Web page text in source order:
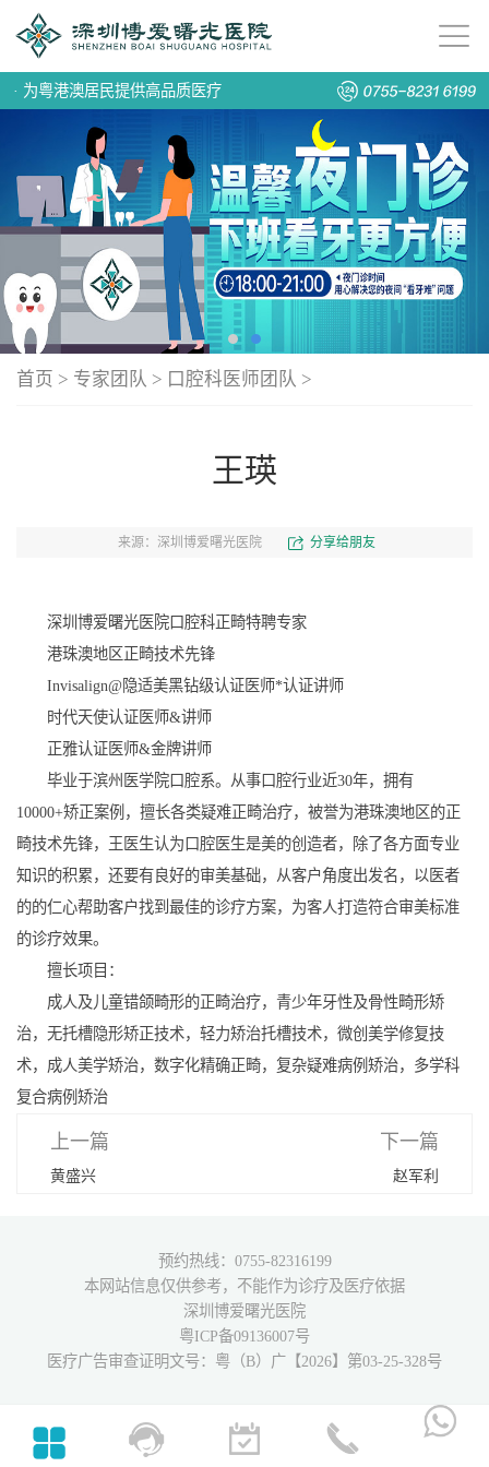
· 为粤港澳居民提供高品质医疗
首页 > 专家团队 > 口腔科医师团队 >
王瑛
来源：深圳博爱曙光医院 分享给朋友
深圳博爱曙光医院口腔科正畸特聘专家
港珠澳地区正畸技术先锋
Invisalign@隐适美黑钻级认证医师*认证讲师
时代天使认证医师&讲师
正雅认证医师&金牌讲师
毕业于滨州医学院口腔系。从事口腔行业近30年，拥有
10000+矫正案例，擅长各类疑难正畸治疗，被誉为港珠澳地区的正
畸技术先锋，王医生认为口腔医生是美的创造者，除了各方面专业
知识的积累，还要有良好的审美基础，从客户角度出发名，以医者
的的仁心帮助客户找到最佳的诊疗方案，为客人打造符合审美标准
的诊疗效果。
擅长项目：
成人及儿童错颌畸形的正畸治疗，青少年牙性及骨性畸形矫
治，无托槽隐形矫正技术，轻力矫治托槽技术，微创美学修复技
术，成人美学矫治，数字化精确正畸，复杂疑难病例矫治，多学科
复合病例矫治
上一篇
黄盛兴
下一篇
赵军利
预约热线：0755-82316199
本网站信息仅供参考，不能作为诊疗及医疗依据
深圳博爱曙光医院
粤ICP备09136007号
医疗广告审查证明文号：粤（B）广【2026】第03-25-328号